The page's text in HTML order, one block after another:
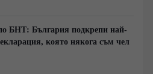
БНТ: България подкрепи най-
която някога съм чел